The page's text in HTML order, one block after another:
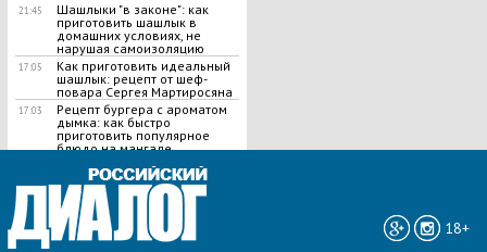
21:45
Шашлыки "в законе": как
приготовить шашлык в
домашних условиях, не
нарушая самоизоляцию
17:05
Как приготовить идеальный
шашлык​: рецепт от шеф-
повара Сергея Мартиросяна
17:03
Рецепт бургера с ароматом
дымка: как быстро
приготовить популярное
блюдо на мангале
ВСЕ НОВОСТИ »
18+